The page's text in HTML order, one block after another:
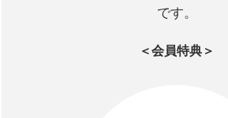
です。
＜会員特典＞